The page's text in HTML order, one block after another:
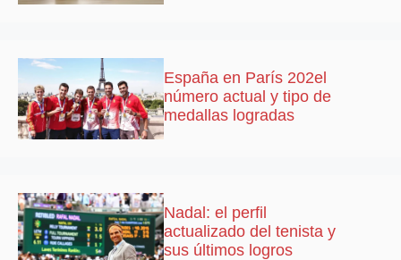
España en París 202el
número actual y tipo de
medallas logradas
Nadal: el perfil
actualizado del tenista y
sus últimos logros